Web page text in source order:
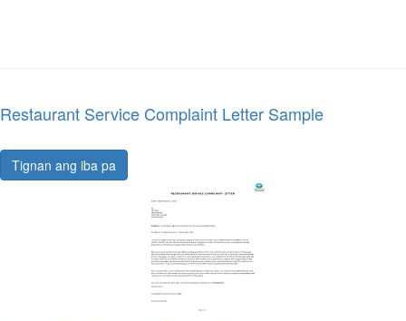
Restaurant Service Complaint Letter Sample
Tignan ang iba pa